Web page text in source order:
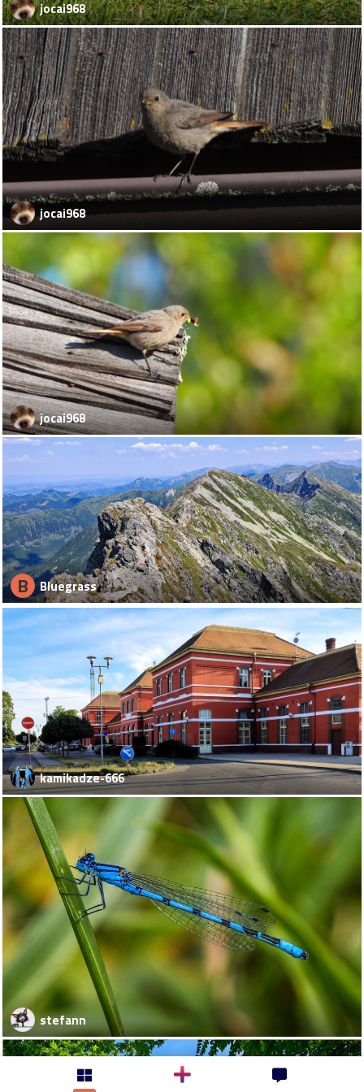
jocai968
jocai968
jocai968
B Bluegrass
kamikadze-666
stefann